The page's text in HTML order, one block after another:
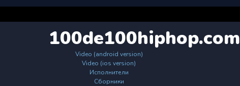
100de100hiphop.com
Video (android version)
Video (ios version)
Исполнители
Сборники